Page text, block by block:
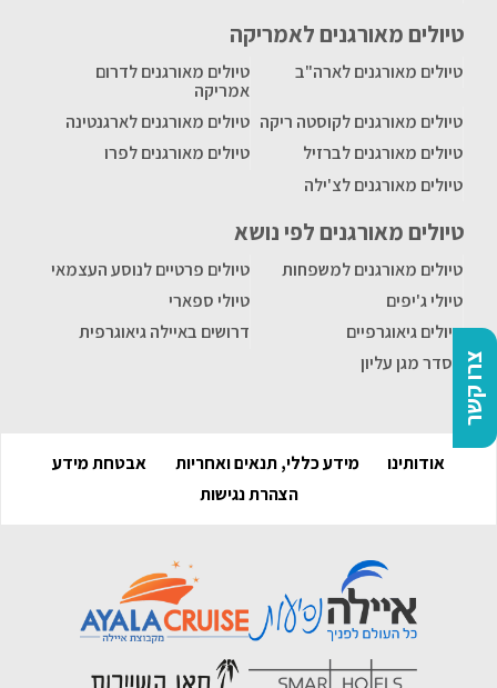
צרו קשר
טיולים מאורגנים לאמריקה
טיולים מאורגנים לארה"ב
טיולים מאורגנים לדרום
אמריקה
טיולים מאורגנים לקוסטה ריקה טיולים מאורגנים לארגנטינה
טיולים מאורגנים לברזיל
טיולים מאורגנים לפרו
טיולים מאורגנים לצ'ילה
טיולים מאורגנים לפי נושא
טיולים מאורגנים למשפחות
טיולים פרטיים לנוסע העצמאי
טיולי ג'יפים
טיולי ספארי
טיולים גיאוגרפיים
דרושים באיילה גיאוגרפית
הסדר מגן עליון
אודותינו מידע כללי, תנאים ואחריות
אבטחת מידע
הצהרת נגישות